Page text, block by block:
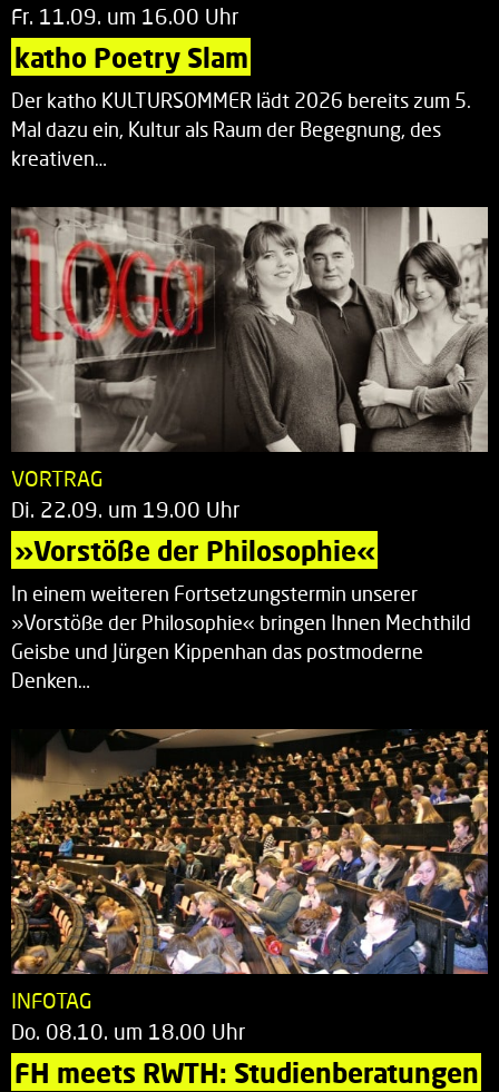
Fr. 11.09. um 16.00 Uhr
katho Poetry Slam
Der katho KULTURSOMMER lädt 2026 bereits zum 5.
Mal dazu ein, Kultur als Raum der Begegnung, des
kreativen…
VORTRAG
Di. 22.09. um 19.00 Uhr
»Vorstöße der Philosophie«
In einem weiteren Fortsetzungstermin unserer
»Vorstöße der Philosophie« bringen Ihnen Mechthild
Geisbe und Jürgen Kippenhan das postmoderne
Denken…
INFOTAG
Do. 08.10. um 18.00 Uhr
FH meets RWTH: Studienberatungen